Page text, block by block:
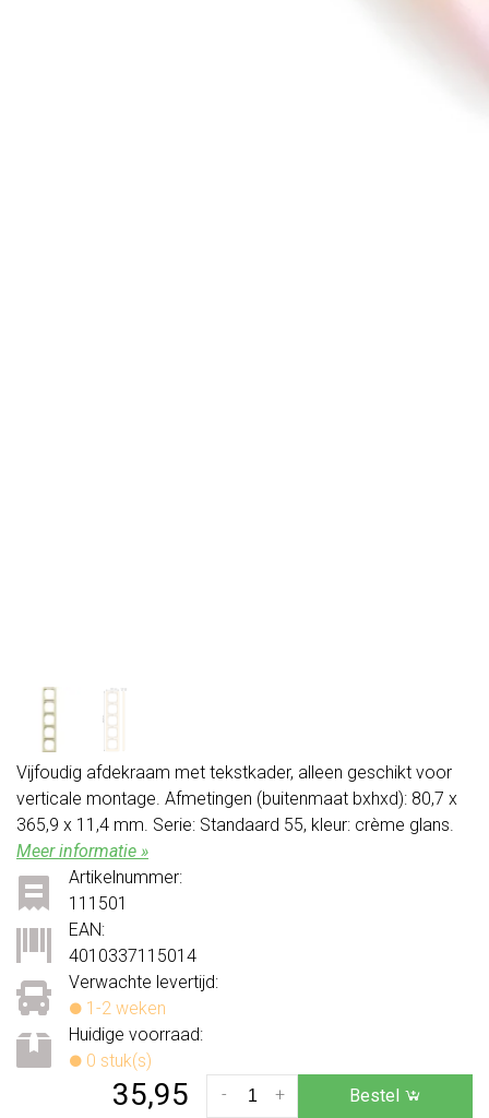
Vijfoudig afdekraam met tekstkader, alleen geschikt voor
verticale montage. Afmetingen (buitenmaat bxhxd): 80,7 x
365,9 x 11,4 mm. Serie: Standaard 55, kleur: crème glans.
Meer informatie »
Verwachte levertijd:
1-2 weken
Huidige voorraad:
0 stuk(s)
Artikelnummer:
111501
EAN:
4010337115014
35,95 +
- Bestel